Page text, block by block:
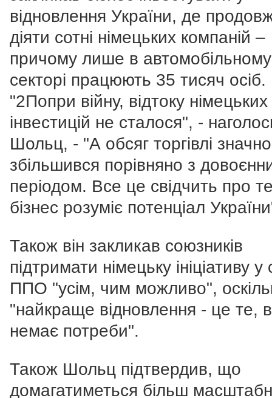
відновлення України, де
діяти сотні німецьких компаній –
причому лише в автомобільному
секторі працюють 35 тисяч осіб.
"2Попри війну, відтоку німецьких
інвестицій не сталося", -
Шольц, - "А обсяг торгівлі значно
збільшився порівняно з
періодом. Все це свідчить про
бізнес розуміє потенціал
Також він закликав союзників
підтримати німецьку ініціативу у
ППО "усім, чим можливо",
"найкраще відновлення - це те,
немає потреби".
Також Шольц підтвердив, що
домагатиметься більш